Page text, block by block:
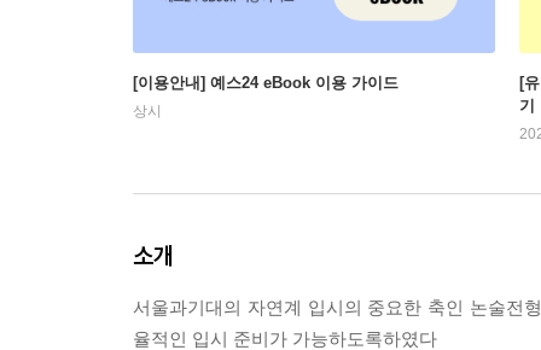
[이용안내] 예스24 eBook 이용 가이드
상시
[
기
소개
서울과기대의 자연계 입시의 중요한 축인 논술전
율적인 입시 준비가 가능하도록하였다